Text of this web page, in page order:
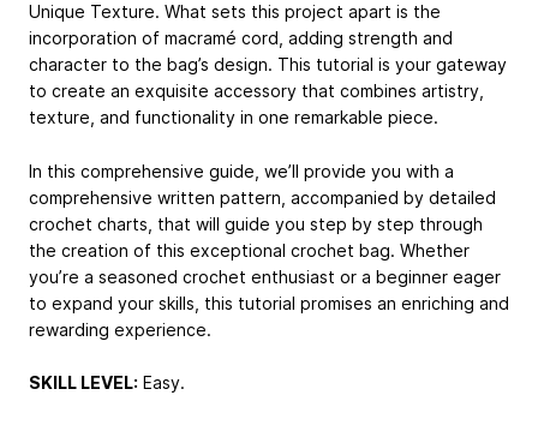
Unique Texture. What sets this project apart is the
incorporation of macramé cord, adding strength and
character to the bag’s design. This tutorial is your gateway
to create an exquisite accessory that combines artistry,
texture, and functionality in one remarkable piece.
In this comprehensive guide, we’ll provide you with a
comprehensive written pattern, accompanied by detailed
crochet charts, that will guide you step by step through
the creation of this exceptional crochet bag. Whether
you’re a seasoned crochet enthusiast or a beginner eager
to expand your skills, this tutorial promises an enriching and
rewarding experience.
SKILL LEVEL: Easy.